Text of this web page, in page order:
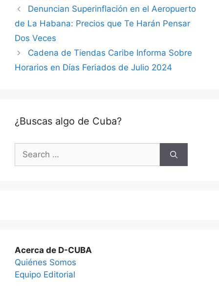
Denuncian Superinflación en el Aeropuerto
de La Habana: Precios que Te Harán Pensar
Dos Veces
Cadena de Tiendas Caribe Informa Sobre
Horarios en Días Feriados de Julio 2024
¿Buscas algo de Cuba?
Search
for:
Acerca de D-CUBA
Quiénes Somos
Equipo Editorial